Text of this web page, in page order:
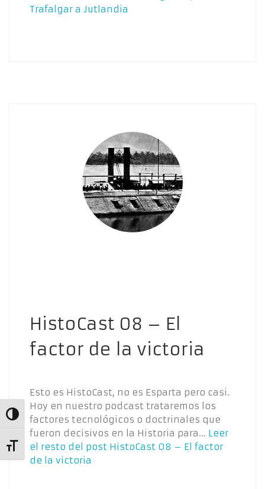
Alternar alto contraste
Alternar tamaño de letra
Trafalgar a Jutlandia
HistoCast 08 – El
factor de la victoria
Esto es HistoCast, no es Esparta pero casi.
Hoy en nuestro podcast trataremos los
factores tecnológicos o doctrinales que
fueron decisivos en la Historia para… Leer
el resto del post HistoCast 08 – El factor
de la victoria